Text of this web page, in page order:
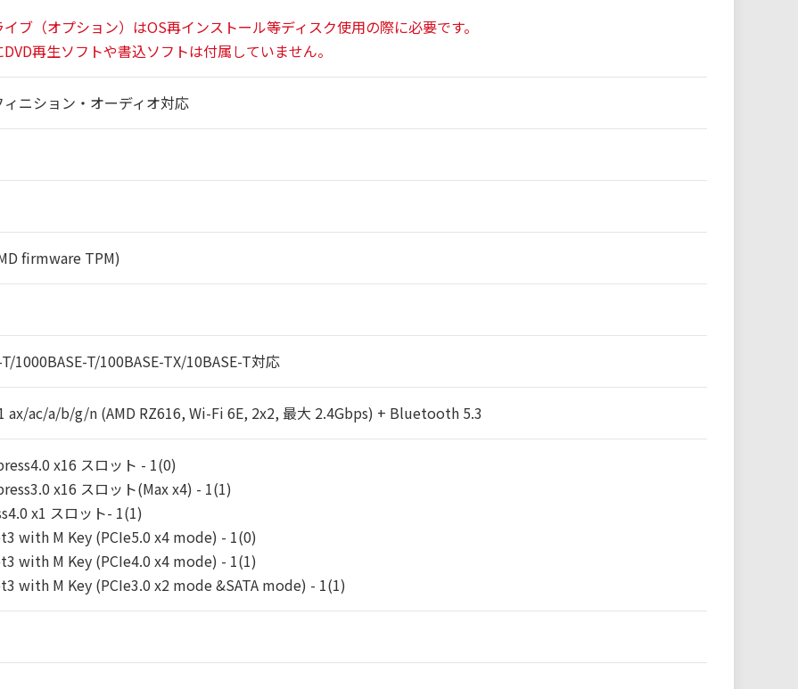
ブ（オプション）はOS再インストール等ディスク使用の際に必要です。
再生ソフトや書込ソフトは付属していません。
ニション・オーディオ対応
firmware TPM)
T/1000BASE-T/100BASE-TX/10BASE-T対応
ax/ac/a/b/g/n (AMD RZ616, Wi-Fi 6E, 2x2, 最大 2.4Gbps) + Bluetooth 5.3
x16 スロット - 1(0)
x16 スロット(Max x4) - 1(1)
x1 スロット- 1(1)
with M Key (PCIe5.0 x4 mode) - 1(0)
with M Key (PCIe4.0 x4 mode) - 1(1)
with M Key (PCIe3.0 x2 mode &SATA mode) - 1(1)